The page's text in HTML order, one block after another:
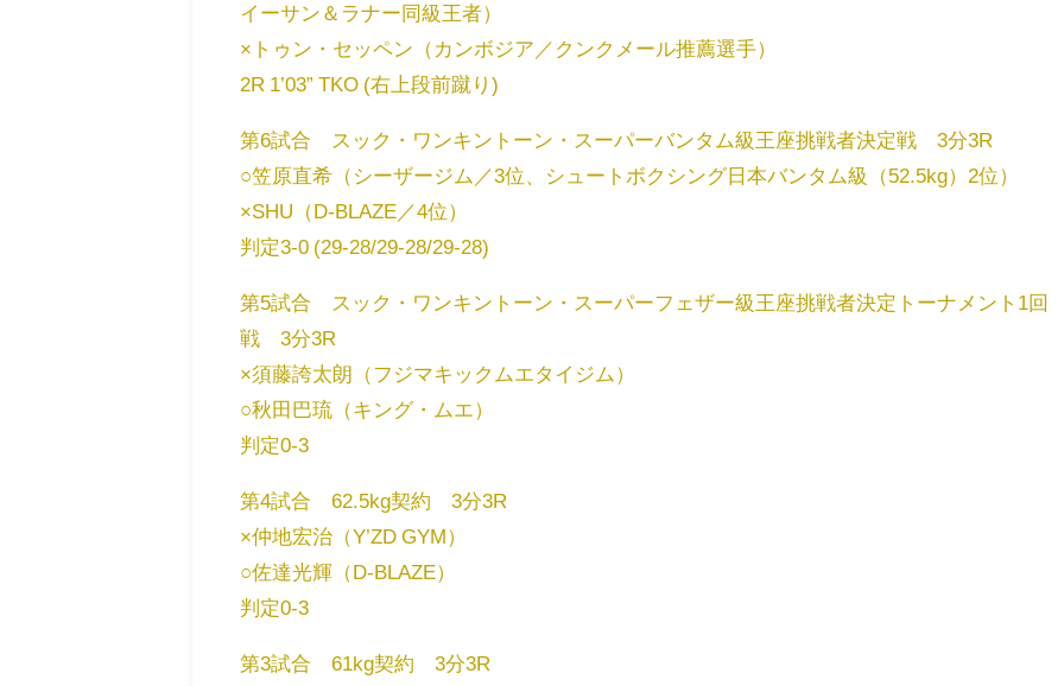
イーサン＆ラナー同級王者）
×トゥン・セッペン（カンボジア／クンクメール推薦選手）
2R 1’03” TKO (右上段前蹴り)
第6試合 スック・ワンキントーン・スーパーバンタム級王座挑戦者決定戦 3分3R
○笠原直希（シーザージム／3位、シュートボクシング日本バンタム級（52.5kg）2位）
×SHU（D-BLAZE／4位）
判定3-0 (29-28/29-28/29-28)
第5試合 スック・ワンキントーン・スーパーフェザー級王座挑戦者決定トーナメント1回
戦 3分3R
×須藤誇太朗（フジマキックムエタイジム）
○秋田巴琉（キング・ムエ）
判定0-3
第4試合 62.5kg契約 3分3R
×仲地宏治（Y’ZD GYM）
○佐達光輝（D-BLAZE）
判定0-3
第3試合 61kg契約 3分3R